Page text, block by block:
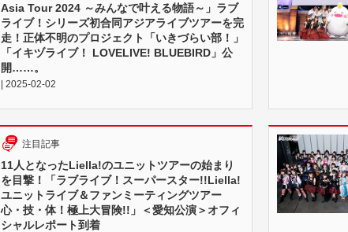
Asia Tour 2024 ～みんなで叶える物語～」ラブ
ライブ！シリーズ初合同アジアライブツアーを完
走！正体不明のプロジェクト「いきづらい部！」
「イキヅライブ！ LOVELIVE! BLUEBIRD」公
開……。
| 2025-02-02
注目記事
11人となったLiella!のユニットツアーの始まり
を目撃！「ラブライブ！スーパースター!!Liella!
ユニットライブ＆ファンミーティングツアー
心・技・体！極上大冒険!!」＜愛知公演＞オフィ
シャルレポート到着